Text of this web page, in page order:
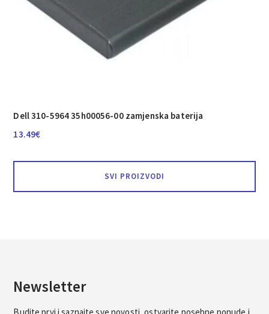
Dell 310-5964 35h00056-00 zamjenska baterija
13.49€
SVI PROIZVODI
Newsletter